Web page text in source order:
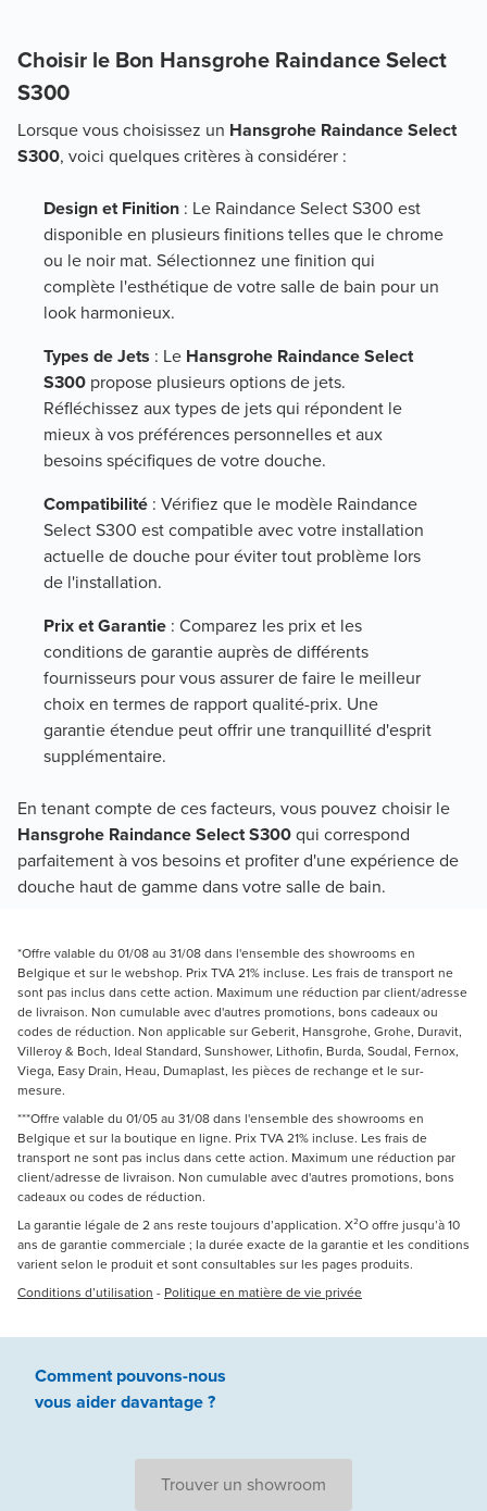
Choisir le Bon Hansgrohe Raindance Select
S300
Lorsque vous choisissez un Hansgrohe Raindance Select
S300, voici quelques critères à considérer :
Design et Finition : Le Raindance Select S300 est
disponible en plusieurs finitions telles que le chrome
ou le noir mat. Sélectionnez une finition qui
complète l'esthétique de votre salle de bain pour un
look harmonieux.
Types de Jets : Le Hansgrohe Raindance Select
S300 propose plusieurs options de jets.
Réfléchissez aux types de jets qui répondent le
mieux à vos préférences personnelles et aux
besoins spécifiques de votre douche.
Compatibilité : Vérifiez que le modèle Raindance
Select S300 est compatible avec votre installation
actuelle de douche pour éviter tout problème lors
de l'installation.
Prix et Garantie : Comparez les prix et les
conditions de garantie auprès de différents
fournisseurs pour vous assurer de faire le meilleur
choix en termes de rapport qualité-prix. Une
garantie étendue peut offrir une tranquillité d'esprit
supplémentaire.
En tenant compte de ces facteurs, vous pouvez choisir le
Hansgrohe Raindance Select S300qui correspond
parfaitement à vos besoins et profiter d'une expérience de
douche haut de gamme dans votre salle de bain.
*Offre valable du 01/08 au 31/08 dans l'ensemble des showrooms en
Belgique et sur le webshop. Prix TVA 21% incluse. Les frais de transport ne
sont pas inclus dans cette action. Maximum une réduction par client/adresse
de livraison. Non cumulable avec d'autres promotions, bons cadeaux ou
codes de réduction. Non applicable sur Geberit, Hansgrohe, Grohe, Duravit,
Villeroy & Boch, Ideal Standard, Sunshower, Lithofin, Burda, Soudal, Fernox,
Viega, Easy Drain, Heau, Dumaplast, les pièces de rechange et le sur-
mesure.
***Offre valable du 01/05 au 31/08 dans l'ensemble des showrooms en
Belgique et sur la boutique en ligne. Prix TVA 21% incluse. Les frais de
transport ne sont pas inclus dans cette action. Maximum une réduction par
client/adresse de livraison. Non cumulable avec d'autres promotions, bons
cadeaux ou codes de réduction.
La garantie légale de 2 ans reste toujours d’application. X²O offre jusqu’à 10
ans de garantie commerciale ; la durée exacte de la garantie et les conditions
varient selon le produit et sont consultables sur les pages produits.
Conditions d’utilisation - Politique en matière de vie privée
Comment pouvons-nous
vous aiderdavantage ?
Trouver un showroom